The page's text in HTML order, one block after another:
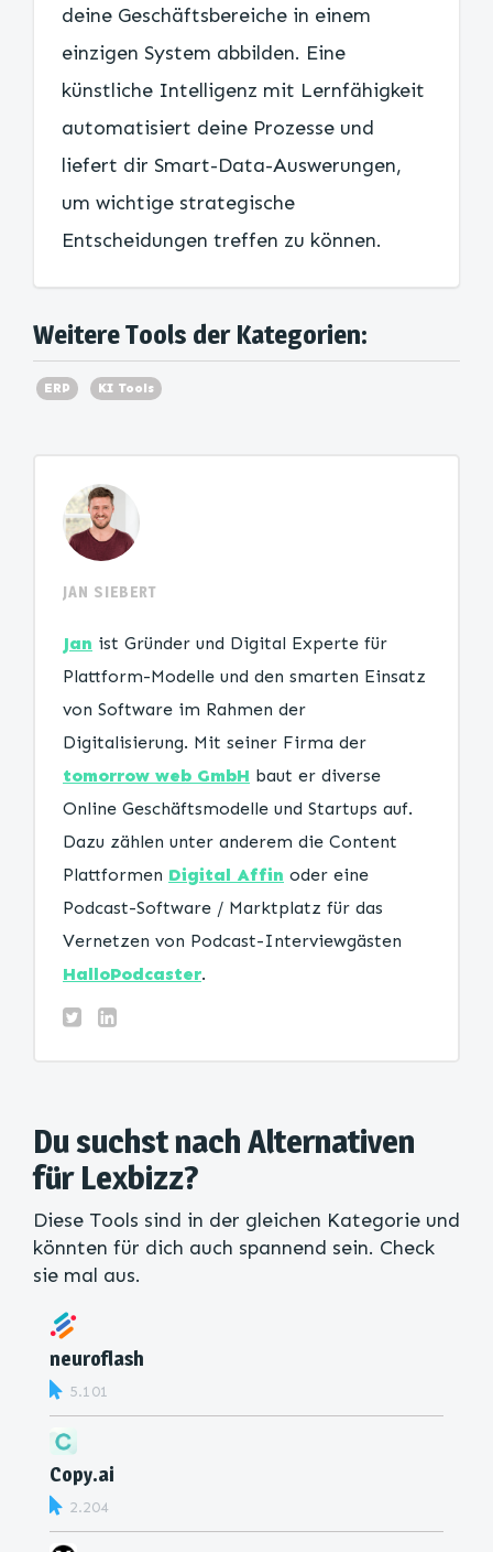
deine Geschäftsbereiche in einem
einzigen System abbilden. Eine
künstliche Intelligenz mit Lernfähigkeit
automatisiert deine Prozesse und
liefert dir Smart-Data-Auswerungen,
um wichtige strategische
Entscheidungen treffen zu können.
Weitere Tools der Kategorien:
ERP KI Tools
JAN SIEBERT
Jan ist Gründer und Digital Experte für
Plattform-Modelle und den smarten Einsatz
von Software im Rahmen der
Digitalisierung. Mit seiner Firma der
tomorrow web GmbH baut er diverse
Online Geschäftsmodelle und Startups auf.
Dazu zählen unter anderem die Content
Plattformen Digital Affin oder eine
Podcast-Software / Marktplatz für das
Vernetzen von Podcast-Interviewgästen
HalloPodcaster.
Du suchst nach Alternativen
für Lexbizz?
Diese Tools sind in der gleichen Kategorie und
könnten für dich auch spannend sein. Check
sie mal aus.
neuroflash
5.101
Copy.ai
2.204